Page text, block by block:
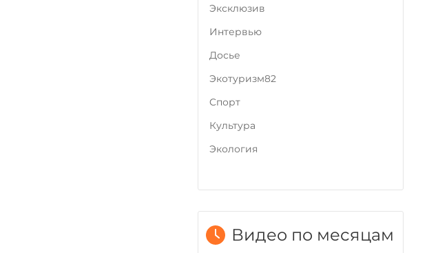
Видео по месяцам
Эксклюзив
Интервью
Досье
Экотуризм82
Cпорт
Культура
Экология